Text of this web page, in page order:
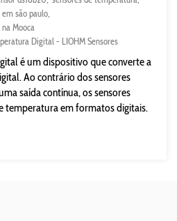
são paulo
Mooca
Digital - LIOHM Sensores
é um dispositivo que converte a
Ao contrário dos sensores
saída contínua, os sensores
temperatura em formatos digitais.